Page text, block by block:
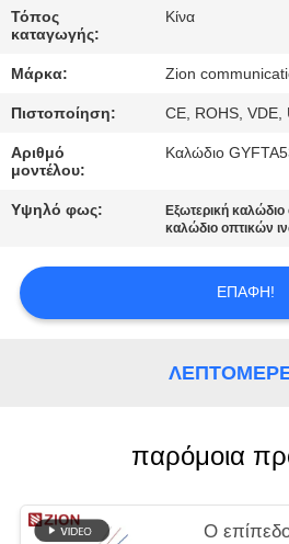
ΑΠΌΣΠΑΣΜΑ
SITEMAP
POLICY
Τόπος
καταγωγής:
Κίνα
Μάρκα: Zion
Πιστοποίηση: CE, ROHS, VDE,
Αριθμό
μοντέλου:
Καλώδιο
Υψηλό φως: Εξωτερική
καλώδιο οπτικών
ΕΠΑΦΉ!
παρόμοια
Ο